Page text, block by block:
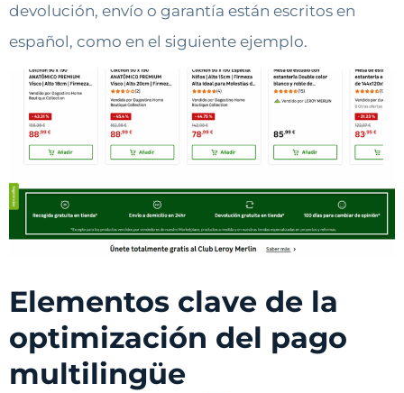
devolución, envío o garantía están escritos en
español, como en el siguiente ejemplo.
Elementos clave de la
optimización del pago
multilingüe